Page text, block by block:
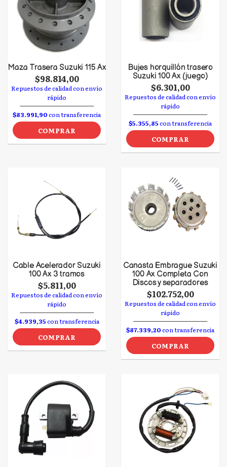
Maza Trasera Suzuki 115 Ax
$98.814,00
Repuestos de calidad con envío
rápido
$83.991,90con transferencia
COMPRAR
Bujes horquillón trasero
Suzuki 100 Ax (juego)
$6.301,00
Repuestos de calidad con envío
rápido
$5.355,85con transferencia
COMPRAR
Cable Acelerador Suzuki
100 Ax 3 tramos
$5.811,00
Repuestos de calidad con envío
rápido
$4.939,35con transferencia
COMPRAR
Canasta Embrague Suzuki
100 Ax Completa Con
Discos y separadores
$102.752,00
Repuestos de calidad con envío
rápido
$87.339,20con transferencia
COMPRAR